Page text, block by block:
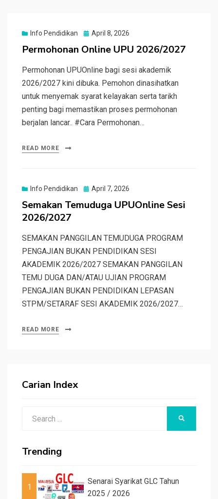
Info Pendidikan
Posted
April 8, 2026
Permohonan Online UPU 2026/2027
Permohonan UPUOnline bagi sesi akademik
2026/2027 kini dibuka. Pemohon dinasihatkan
untuk menyemak syarat kelayakan serta tarikh
penting bagi memastikan proses permohonan
berjalan lancar.. #Cara Permohonan…
READ MORE
Info Pendidikan
Posted
April 7, 2026
Semakan Temuduga UPUOnline Sesi
2026/2027
SEMAKAN PANGGILAN TEMUDUGA PROGRAM
PENGAJIAN BUKAN PENDIDIKAN SESI
AKADEMIK 2026/2027 SEMAKAN PANGGILAN
TEMU DUGA DAN/ATAU UJIAN PROGRAM
PENGAJIAN BUKAN PENDIDIKAN LEPASAN
STPM/SETARAF SESI AKADEMIK 2026/2027…
READ MORE
Carian Index
Trending
1
Senarai Syarikat GLC Tahun
2025 / 2026